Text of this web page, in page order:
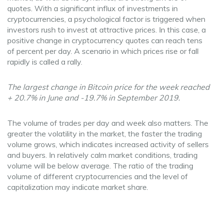
quotes. With a significant influx of investments in
cryptocurrencies, a psychological factor is triggered when
investors rush to invest at attractive prices. In this case, a
positive change in cryptocurrency quotes can reach tens
of percent per day. A scenario in which prices rise or fall
rapidly is called a rally.
The largest change in Bitcoin price for the week reached
+ 20.7% in June and -19.7% in September 2019.
The volume of trades per day and week also matters. The
greater the volatility in the market, the faster the trading
volume grows, which indicates increased activity of sellers
and buyers. In relatively calm market conditions, trading
volume will be below average. The ratio of the trading
volume of different cryptocurrencies and the level of
capitalization may indicate market share.